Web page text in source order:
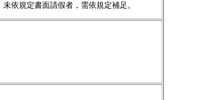
依規定書面請假者，需依規定補足。